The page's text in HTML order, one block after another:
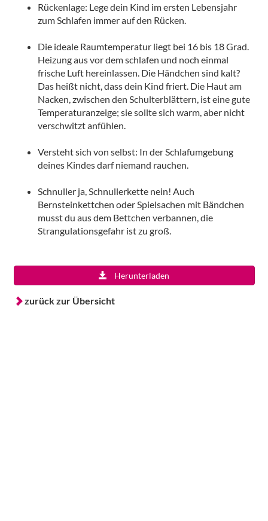
Rückenlage: Lege dein Kind im ersten Lebensjahr
zum Schlafen immer auf den Rücken.
Die ideale Raumtemperatur liegt bei 16 bis 18 Grad.
Heizung aus vor dem schlafen und noch einmal
frische Luft hereinlassen. Die Händchen sind kalt?
Das heißt nicht, dass dein Kind friert. Die Haut am
Nacken, zwischen den Schulterblättern, ist eine gute
Temperaturanzeige; sie sollte sich warm, aber nicht
verschwitzt anfühlen.
Versteht sich von selbst: In der Schlafumgebung
deines Kindes darf niemand rauchen.
Schnuller ja, Schnullerkette nein! Auch
Bernsteinkettchen oder Spielsachen mit Bändchen
musst du aus dem Bettchen verbannen, die
Strangulationsgefahr ist zu groß.
Herunterladen
zurück zur Übersicht